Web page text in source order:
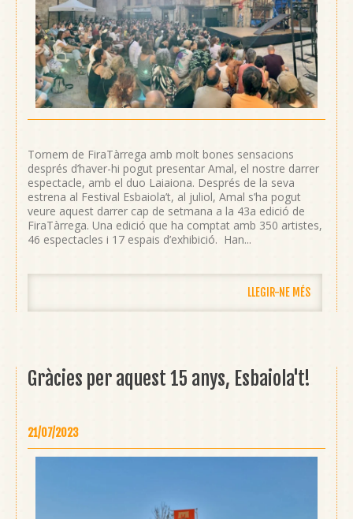
Tornem de FiraTàrrega amb molt bones sensacions
després d’haver-hi pogut presentar Amal, el nostre darrer
espectacle, amb el duo Laiaiona. Després de la seva
estrena al Festival Esbaiola’t, al juliol, Amal s’ha pogut
veure aquest darrer cap de setmana a la 43a edició de
FiraTàrrega. Una edició que ha comptat amb 350 artistes,
46 espectacles i 17 espais d’exhibició. Han...
LLEGIR-NE MÉS
Gràcies per aquest 15 anys, Esbaiola't!
21/07/2023